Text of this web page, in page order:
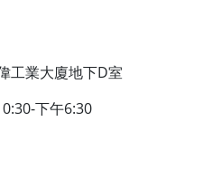
工業大廈地下D室
下午6:30